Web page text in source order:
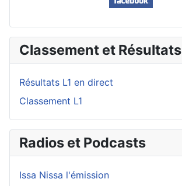
Classement et Résultats
Résultats L1 en direct
Classement L1
Radios et Podcasts
Issa Nissa l'émission